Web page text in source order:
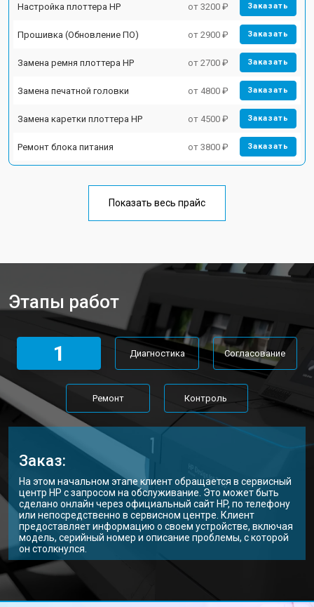
Настройка плоттера HP от 3200 ₽ Заказать
Прошивка (Обновление ПО) от 2900 ₽ Заказать
Замена ремня плоттера HP от 2700 ₽ Заказать
Замена печатной головки от 4800 ₽ Заказать
Замена каретки плоттера HP от 4500 ₽ Заказать
Ремонт блока питания от 3800 ₽ Заказать
Показать весь прайс
Этапы работ
1 Диагностика Согласование
Ремонт Контроль
Заказ:
На этом начальном этапе клиент обращается в сервисный
центр HP с запросом на обслуживание. Это может быть
сделано онлайн через официальный сайт HP, по телефону
или непосредственно в сервисном центре. Клиент
предоставляет информацию о своем устройстве, включая
модель, серийный номер и описание проблемы, с которой
он столкнулся.